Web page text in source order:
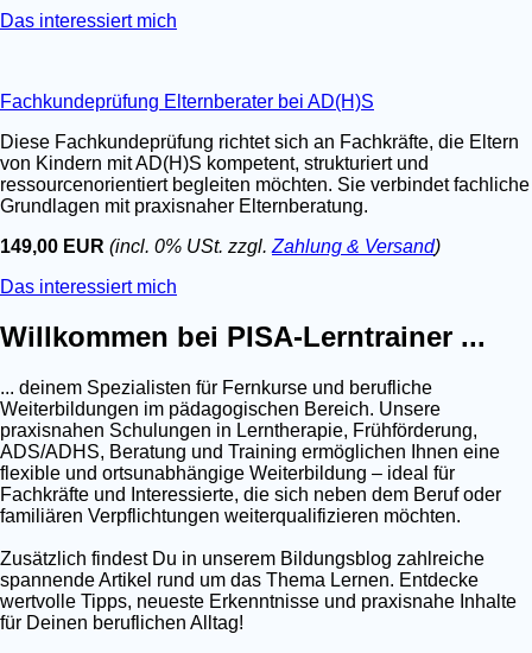
Das interessiert mich
Fachkundeprüfung Elternberater bei AD(H)S
Diese Fachkundeprüfung richtet sich an Fachkräfte, die Eltern
von Kindern mit AD(H)S kompetent, strukturiert und
ressourcenorientiert begleiten möchten. Sie verbindet fachliche
Grundlagen mit praxisnaher Elternberatung.
149,00 EUR (incl. 0% USt. zzgl. Zahlung & Versand)
Das interessiert mich
Willkommen bei PISA-Lerntrainer ...
... deinem Spezialisten für Fernkurse und berufliche
Weiterbildungen im pädagogischen Bereich. Unsere
praxisnahen Schulungen in Lerntherapie, Frühförderung,
ADS/ADHS, Beratung und Training ermöglichen Ihnen eine
flexible und ortsunabhängige Weiterbildung – ideal für
Fachkräfte und Interessierte, die sich neben dem Beruf oder
familiären Verpflichtungen weiterqualifizieren möchten.
Zusätzlich findest Du in unserem Bildungsblog zahlreiche
spannende Artikel rund um das Thema Lernen. Entdecke
wertvolle Tipps, neueste Erkenntnisse und praxisnahe Inhalte
für Deinen beruflichen Alltag!